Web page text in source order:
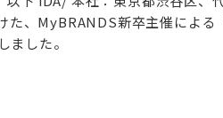
た、MyBRANDS新卒主催によ
した。